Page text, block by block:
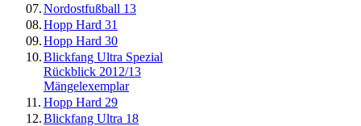
07.Nordostfußball 13
08.Hopp Hard 31
09.Hopp Hard 30
10.Blickfang Ultra Spezial
Rückblick 2012/13
Mängelexemplar
11. Hopp Hard 29
12.Blickfang Ultra 18